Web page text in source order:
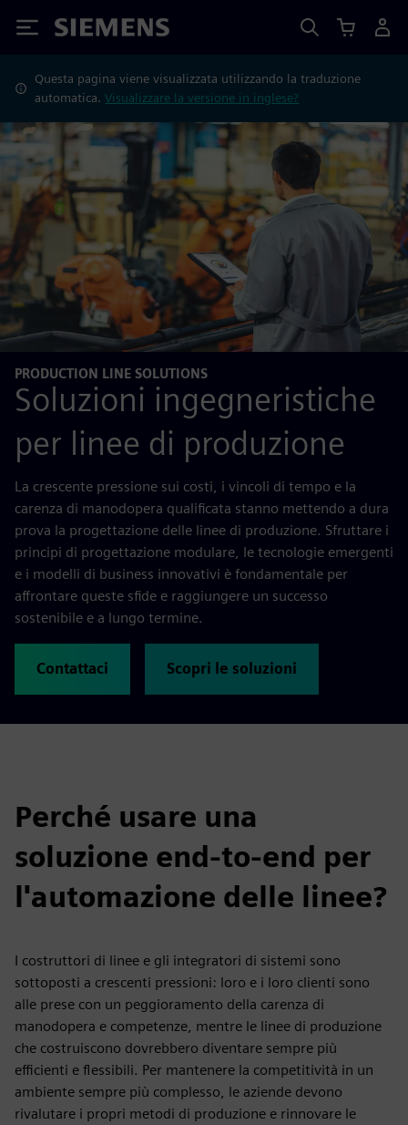
Siemens
Questa pagina viene visualizzata utilizzando la traduzione
automatica.Visualizzare la versione in inglese?
PRODUCTION LINE SOLUTIONS
Soluzioni ingegneristiche
per linee di produzione
La crescente pressione sui costi, i vincoli di tempo e la
carenza di manodopera qualificata stanno mettendo a dura
prova la progettazione delle linee di produzione. Sfruttare i
principi di progettazione modulare, le tecnologie emergenti
e i modelli di business innovativi è fondamentale per
affrontare queste sfide e raggiungere un successo
sostenibile e a lungo termine.
Contattaci Scopri le soluzioni
Perché usare una
soluzione end-to-end per
l'automazione delle linee?
I costruttori di linee e gli integratori di sistemi sono
sottoposti a crescenti pressioni: loro e i loro clienti sono
alle prese con un peggioramento della carenza di
manodopera e competenze, mentre le linee di produzione
che costruiscono dovrebbero diventare sempre più
efficienti e flessibili. Per mantenere la competitività in un
ambiente sempre più complesso, le aziende devono
rivalutare i propri metodi di produzione e rinnovare le